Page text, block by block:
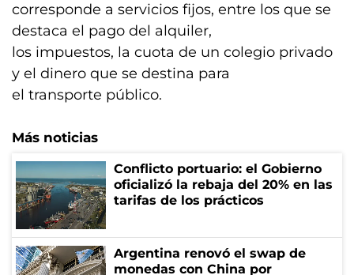
corresponde a servicios fijos, entre los que se
destaca el pago del alquiler,
los impuestos, la cuota de un colegio privado
y el dinero que se destina para
el transporte público.
Más noticias
Conflicto portuario: el Gobierno
oficializó la rebaja del 20% en las
tarifas de los prácticos
Argentina renovó el swap de
monedas con China por